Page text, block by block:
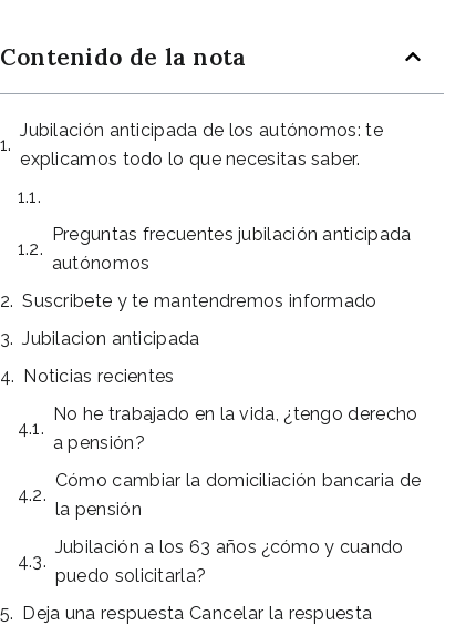
Contenido de la nota
Jubilación anticipada de los autónomos: te
explicamos todo lo que necesitas saber.
Preguntas frecuentes jubilación anticipada
autónomos
Suscribete y te mantendremos informado
Jubilacion anticipada
Noticias recientes
No he trabajado en la vida, ¿tengo derecho
a pensión?
Cómo cambiar la domiciliación bancaria de
la pensión
Jubilación a los 63 años ¿cómo y cuando
puedo solicitarla?
Deja una respuesta Cancelar la respuesta